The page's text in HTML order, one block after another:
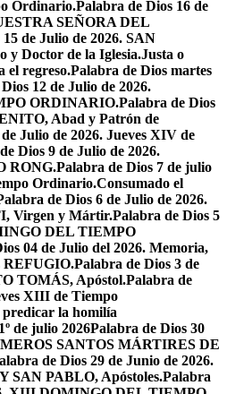
Ordinario.Palabra de Dios 16 de
SEÑORA DEL
de Julio de 2026. SAN
y Doctor de la Iglesia.Justa o
el regreso.Palabra de Dios martes
12 de Julio de 2026.
ORDINARIO.Palabra de Dios
Abad y Patrón de
Julio de 2026. Jueves XIV de
Dios 9 de Julio de 2026.
RONG.Palabra de Dios 7 de julio
Ordinario.Consumado el
de Dios 6 de Julio de 2026.
Virgen y Mártir.Palabra de Dios 5
DEL TIEMPO
04 de Julio del 2026. Memoria,
REFUGIO.Palabra de Dios 3 de
TOMÁS, Apóstol.Palabra de
XIII de Tiempo
predicar la homilía
de julio 2026Palabra de Dios 30
SANTOS MÁRTIRES DE
de Dios 29 de Junio de 2026.
SAN PABLO, Apóstoles.Palabra